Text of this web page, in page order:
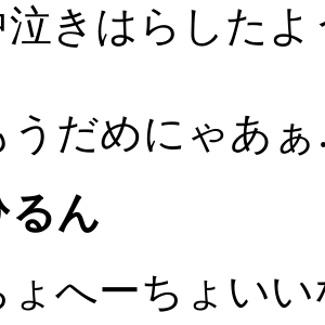
泣きはらした
うだめにゃあ
ん
ょへーちょい